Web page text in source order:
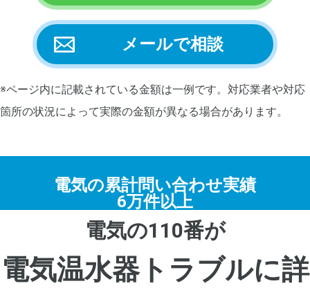
メールで相談
※ページ内に記載されている金額は一例です。対応業者や対応
箇所の状況によって実際の金額が異なる場合があります。
電気の累計問い合わせ実績
6万件以上
電気の110番が
電気温水器トラブルに詳